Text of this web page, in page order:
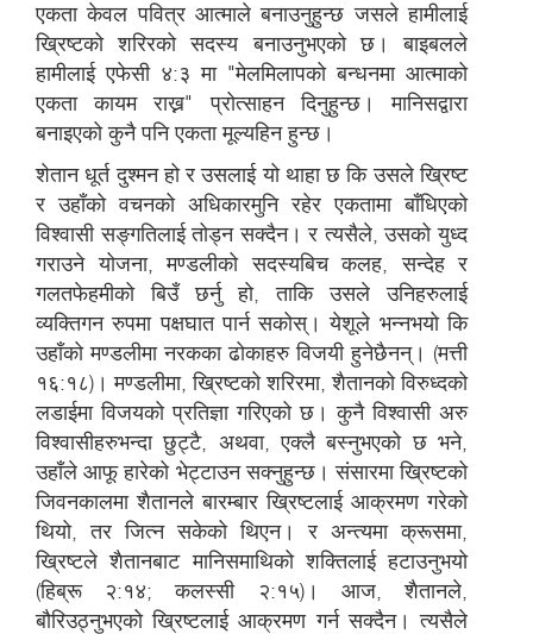
एकता केवल पवित्र आत्माले बनाउनुहुन्छ जसले हामीलाई
ख्रिष्टको शरिरको सदस्य बनाउनुभएको छ। बाइबलले
हामीलाई एफेसी ४:३ मा "मेलमिलापको बन्धनमा आत्माको
एकता कायम राख्न" प्रोत्साहन दिनुहुन्छ। मानिसद्वारा
बनाइएको कुनै पनि एकता मूल्यहिन हुन्छ।
शेतान धूर्त दुश्मन हो र उसलाई यो थाहा छ कि उसले ख्रिष्ट
र उहाँको वचनको अधिकारमुनि रहेर एकतामा बाँधिएको
विश्वासी सङ्गतिलाई तोड्न सक्दैन। र त्यसैले, उसको युध्द
गराउने योजना, मण्डलीको सदस्यबिच कलह, सन्देह र
गलतफेहमीको बिउँ छर्नु हो, ताकि उसले उनिहरुलाई
व्यक्तिगन रुपमा पक्षघात पार्न सकोस्। येशूले भन्नभयो कि
उहाँको मण्डलीमा नरकका ढोकाहरु विजयी हुनेछैनन्। (मत्ती
१६:१८)। मण्डलीमा, ख्रिष्टको शरिरमा, शैतानको विरुध्दको
लडाईमा विजयको प्रतिज्ञा गरिएको छ। कुनै विश्वासी अरु
विश्वासीहरुभन्दा छुट्टै, अथवा, एक्लै बस्नुभएको छ भने,
उहाँले आफू हारेको भेट्टाउन सक्नुहुन्छ। संसारमा ख्रिष्टको
जिवनकालमा शैतानले बारम्बार ख्रिष्टलाई आक्रमण गरेको
थियो, तर जित्न सकेको थिएन। र अन्त्यमा क्रूसमा,
ख्रिष्टले शैतानबाट मानिसमाथिको शक्तिलाई हटाउनुभयो
(हिब्रू २:१४; कलस्सी २:१५)। आज, शैतानले,
बौरिउठ्नुभएको ख्रिष्टलाई आक्रमण गर्न सक्दैन। त्यसैले